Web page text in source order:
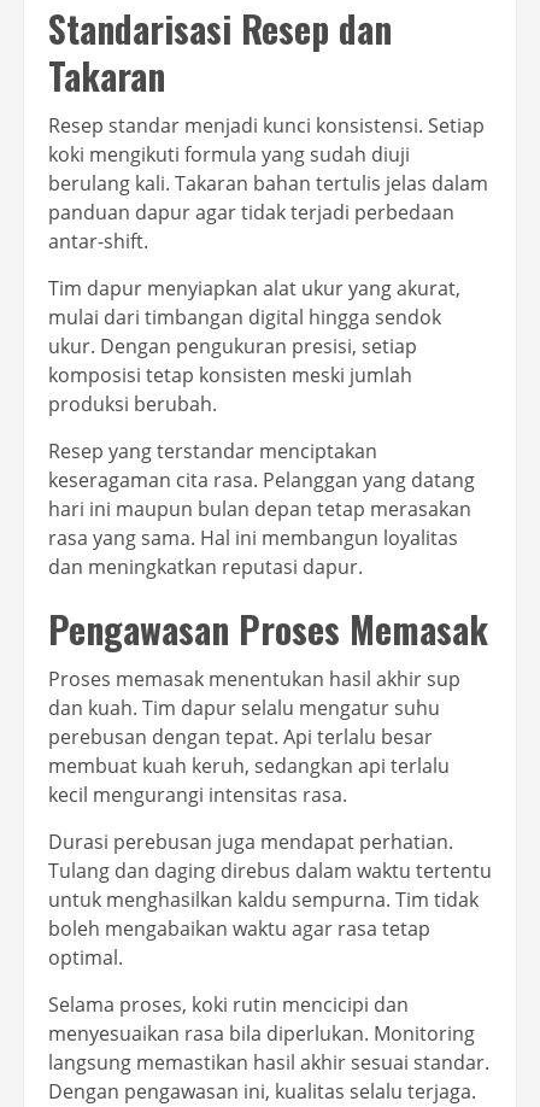
Standarisasi Resep dan
Takaran
Resep standar menjadi kunci konsistensi. Setiap
koki mengikuti formula yang sudah diuji
berulang kali. Takaran bahan tertulis jelas dalam
panduan dapur agar tidak terjadi perbedaan
antar-shift.
Tim dapur menyiapkan alat ukur yang akurat,
mulai dari timbangan digital hingga sendok
ukur. Dengan pengukuran presisi, setiap
komposisi tetap konsisten meski jumlah
produksi berubah.
Resep yang terstandar menciptakan
keseragaman cita rasa. Pelanggan yang datang
hari ini maupun bulan depan tetap merasakan
rasa yang sama. Hal ini membangun loyalitas
dan meningkatkan reputasi dapur.
Pengawasan Proses Memasak
Proses memasak menentukan hasil akhir sup
dan kuah. Tim dapur selalu mengatur suhu
perebusan dengan tepat. Api terlalu besar
membuat kuah keruh, sedangkan api terlalu
kecil mengurangi intensitas rasa.
Durasi perebusan juga mendapat perhatian.
Tulang dan daging direbus dalam waktu tertentu
untuk menghasilkan kaldu sempurna. Tim tidak
boleh mengabaikan waktu agar rasa tetap
optimal.
Selama proses, koki rutin mencicipi dan
menyesuaikan rasa bila diperlukan. Monitoring
langsung memastikan hasil akhir sesuai standar.
Dengan pengawasan ini, kualitas selalu terjaga.